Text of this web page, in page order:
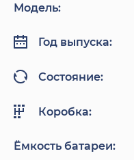
Модель:
Год выпуска:
Состояние:
Коробка:
Ёмкость батареи: